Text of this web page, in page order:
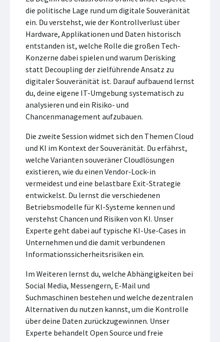
die politische Lage rund um digitale Souveränität
ein. Du verstehst, wie der Kontrollverlust über
Hardware, Applikationen und Daten historisch
entstanden ist, welche Rolle die großen Tech-
Konzerne dabei spielen und warum Derisking
statt Decoupling der zielführende Ansatz zu
digitaler Souveränität ist. Darauf aufbauend lernst
du, deine eigene IT-Umgebung systematisch zu
analysieren und ein Risiko- und
Chancenmanagement aufzubauen.
Die zweite Session widmet sich den Themen Cloud
und KI im Kontext der Souveränität. Du erfährst,
welche Varianten souveräner Cloudlösungen
existieren, wie du einen Vendor-Lock-in
vermeidest und eine belastbare Exit-Strategie
entwickelst. Du lernst die verschiedenen
Betriebsmodelle für KI-Systeme kennen und
verstehst Chancen und Risiken von KI. Unser
Experte geht dabei auf typische KI-Use-Cases in
Unternehmen und die damit verbundenen
Informationssicherheitsrisiken ein.
Im Weiteren lernst du, welche Abhängigkeiten bei
Social Media, Messengern, E-Mail und
Suchmaschinen bestehen und welche dezentralen
Alternativen du nutzen kannst, um die Kontrolle
über deine Daten zurückzugewinnen. Unser
Experte behandelt Open Source und freie